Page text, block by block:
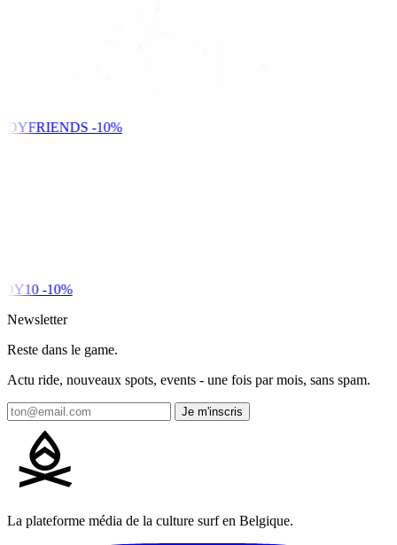
-10%
-10%
Newsletter
Reste dans le game.
Actu ride, nouveaux spots, events - une fois par mois, sans spam.
Je m'inscris
La plateforme média de la culture surf en Belgique.